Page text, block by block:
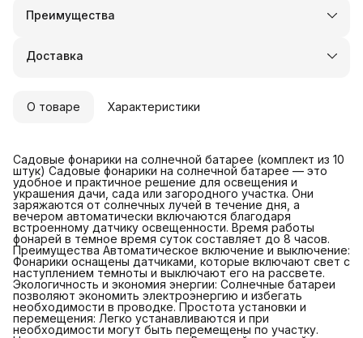
Преимущества
Оплата частями в Сплит
Удобный возврат
Доставка
О товаре Характеристики
Садовые фонарики на солнечной батарее (комплект из 10
штук) Садовые фонарики на солнечной батарее — это
удобное и практичное решение для освещения и
украшения дачи, сада или загородного участка. Они
заряжаются от солнечных лучей в течение дня, а
вечером автоматически включаются благодаря
встроенному датчику освещенности. Время работы
фонарей в темное время суток составляет до 8 часов.
Преимущества Автоматическое включение и выключение:
Фонарики оснащены датчиками, которые включают свет с
наступлением темноты и выключают его на рассвете.
Экологичность и экономия энергии: Солнечные батареи
позволяют экономить электроэнергию и избегать
необходимости в проводке. Простота установки и
перемещения: Легко устанавливаются и при
необходимости могут быть перемещены по участку.